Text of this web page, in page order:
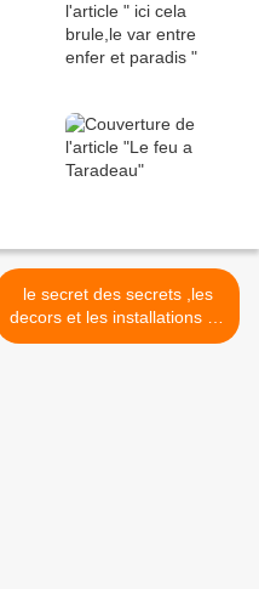
le secret des secrets ,les
decors et les installations se
montent tres serieusement